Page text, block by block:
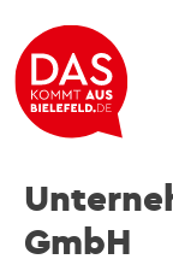
You&Us
GmbH